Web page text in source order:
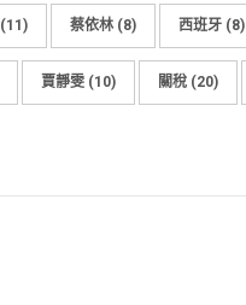
(11) 蔡依林 (8) 西班牙 (8)
賈靜雯 (10) 關稅 (20)